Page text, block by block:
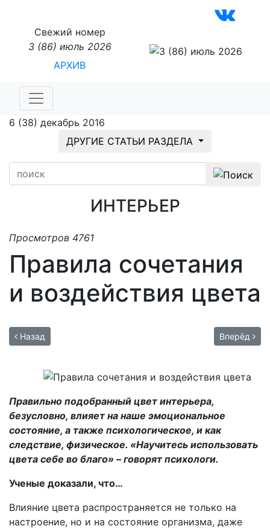
Свежий номер
3 (86) июль 2026
АРХИВ
6 (38) декабрь 2016
ДРУГИЕ СТАТЬИ РАЗДЕЛА
ИНТЕРЬЕР
Просмотров 4761
Правила сочетания
и воздействия цвета
Назад Вперёд
Правильно подобранный цвет интерьера,
безусловно, влияет на наше эмоциональное
состояние, а также психологическое, и как
следствие, физическое. «Научитесь использовать
цвета себе во благо» – говорят психологи.
Ученые доказали, что…
Влияние цвета распространяется не только на
настроение, но и на состояние организма, даже